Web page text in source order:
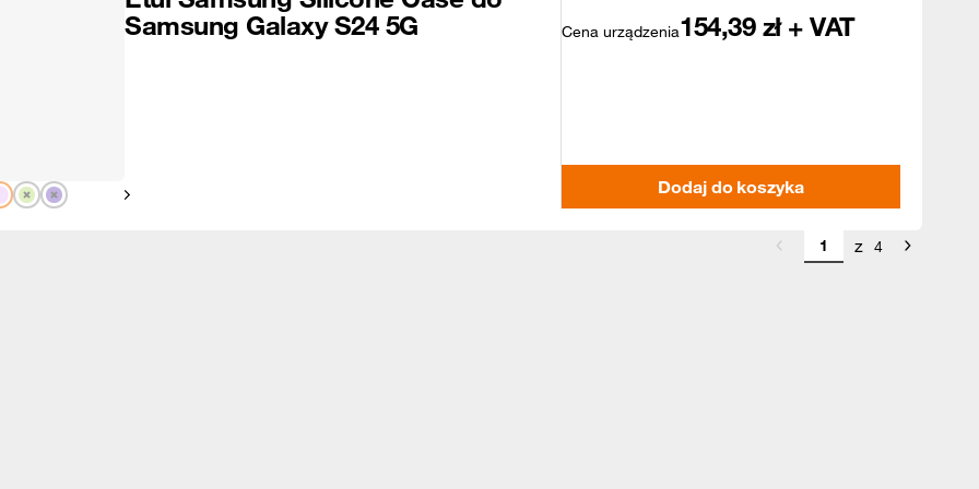
Pokaż następny
Samsung Galaxy S24 5G
Cena urządzenia154,39 zł + VAT
Dodaj do koszyka
z 4